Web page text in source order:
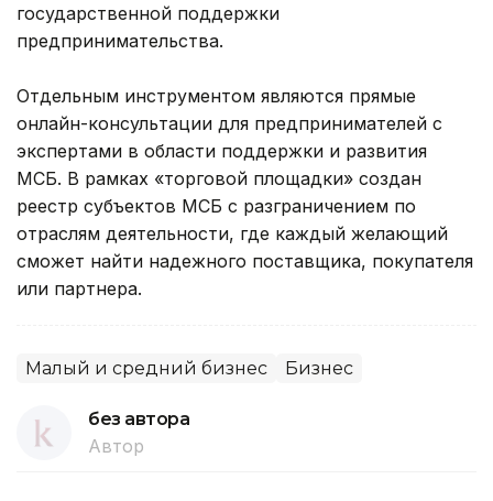
государственной поддержки
предпринимательства.
Отдельным инструментом являются прямые
онлайн-консультации для предпринимателей с
экспертами в области поддержки и развития
МСБ. В рамках «торговой площадки» создан
реестр субъектов МСБ с разграничением по
отраслям деятельности, где каждый желающий
сможет найти надежного поставщика, покупателя
или партнера.
Малый и средний бизнес Бизнес
без автора
Автор